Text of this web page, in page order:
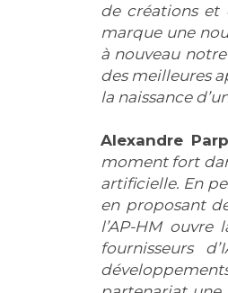
de créations et
marque une
à nouveau
des meilleures
la naissance
Alexandre
moment fort
artificielle. En
en proposant
l’AP-HM
fournisseurs